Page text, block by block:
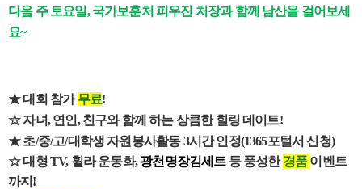
다음 주 토요일, 국가보훈처 피우진 처장과 함께 남산을 걸어보세
요~
★ 대회 참가 무료!
☆ 자녀,연인,친구와 함께 하는 상큼한 힐링 데이트!
★ 초/중/고/대학생 자원봉사활동3시간 인정(1365포털서 신청)
☆ 대형 TV, 휠라 운동화,광천명장김세트등 풍성한 경품 이벤트
까지 !